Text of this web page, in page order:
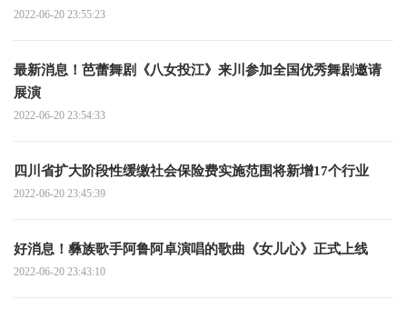
2022-06-20 23:55:23
最新消息！芭蕾舞剧《八女投江》来川参加全国优秀舞剧邀请
展演
2022-06-20 23:54:33
四川省扩大阶段性缓缴社会保险费实施范围将新增17个行业
2022-06-20 23:45:39
好消息！彝族歌手阿鲁阿卓演唱的歌曲《女儿心》正式上线
2022-06-20 23:43:10